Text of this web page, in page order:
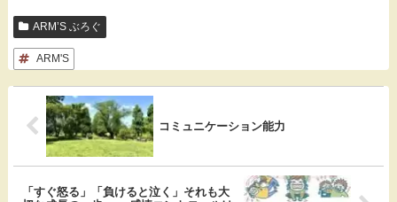
c
b
o
o
n
a
e
t
ARM’S ぶろぐ
ARM'S
コミュニケーション能力
「すぐ怒る」「負けると泣く」それも大